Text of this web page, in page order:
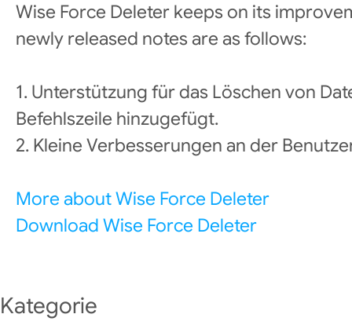
Wise Force Deleter keeps on its
newly released notes are as follows:
1. Unterstützung für das Löschen von
Befehlszeile hinzugefügt.
2. Kleine Verbesserungen an der
More about Wise Force Deleter
Download Wise Force Deleter
Kategorie